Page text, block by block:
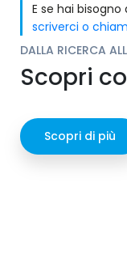
E se hai
scriverci o
DALLA RICERCA
Scopri
Scopri di più